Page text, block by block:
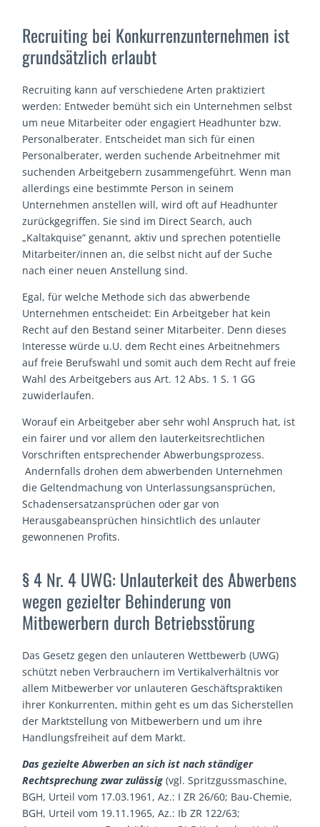
Recruiting bei Konkurrenzunternehmen ist
grundsätzlich erlaubt
Recruiting kann auf verschiedene Arten praktiziert
werden: Entweder bemüht sich ein Unternehmen selbst
um neue Mitarbeiter oder engagiert Headhunter bzw.
Personalberater. Entscheidet man sich für einen
Personalberater, werden suchende Arbeitnehmer mit
suchenden Arbeitgebern zusammengeführt. Wenn man
allerdings eine bestimmte Person in seinem
Unternehmen anstellen will, wird oft auf Headhunter
zurückgegriffen. Sie sind im Direct Search, auch
„Kaltakquise“ genannt, aktiv und sprechen potentielle
Mitarbeiter/innen an, die selbst nicht auf der Suche
nach einer neuen Anstellung sind.
Egal, für welche Methode sich das abwerbende
Unternehmen entscheidet: Ein Arbeitgeber hat kein
Recht auf den Bestand seiner Mitarbeiter. Denn dieses
Interesse würde u.U. dem Recht eines Arbeitnehmers
auf freie Berufswahl und somit auch dem Recht auf freie
Wahl des Arbeitgebers aus Art. 12 Abs. 1 S. 1 GG
zuwiderlaufen.
Worauf ein Arbeitgeber aber sehr wohl Anspruch hat, ist
ein fairer und vor allem den lauterkeitsrechtlichen
Vorschriften entsprechender Abwerbungsprozess.
Andernfalls drohen dem abwerbenden Unternehmen
die Geltendmachung von Unterlassungsansprüchen,
Schadensersatzansprüchen oder gar von
Herausgabeansprüchen hinsichtlich des unlauter
gewonnenen Profits.
§ 4 Nr. 4 UWG: Unlauterkeit des Abwerbens
wegen gezielter Behinderung von
Mitbewerbern durch Betriebsstörung
Das Gesetz gegen den unlauteren Wettbewerb (UWG)
schützt neben Verbrauchern im Vertikalverhältnis vor
allem Mitbewerber vor unlauteren Geschäftspraktiken
ihrer Konkurrenten, mithin geht es um das Sicherstellen
der Marktstellung von Mitbewerbern und um ihre
Handlungsfreiheit auf dem Markt.
Das gezielte Abwerben an sich ist nach ständiger
Rechtsprechung zwar zulässig (vgl. Spritzgussmaschine,
BGH, Urteil vom 17.03.1961, Az.: I ZR 26/60; Bau-Chemie,
BGH, Urteil vom 19.11.1965, Az.: Ib ZR 122/63;